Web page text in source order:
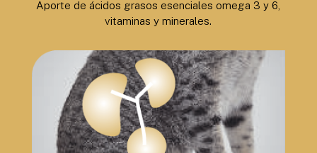
Aporte de ácidos grasos esenciales omega 3 y 6,
vitaminas y minerales.